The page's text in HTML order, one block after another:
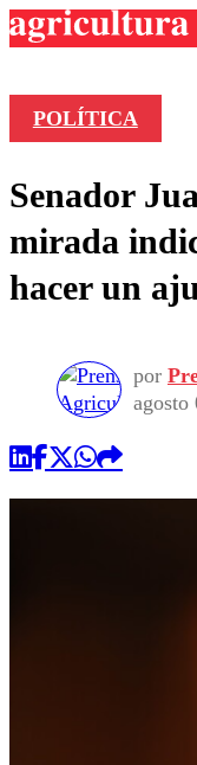
Colo
Dato
POLÍTICA
Senador
mirada
hacer un
por
agosto